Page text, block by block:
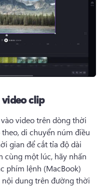
clip
video trên dòng thời
theo, di chuyển núm điều
gian để cắt tỉa độ dài
cùng một lúc, hãy nhấn
phím lệnh (MacBook)
dung trên đường thời